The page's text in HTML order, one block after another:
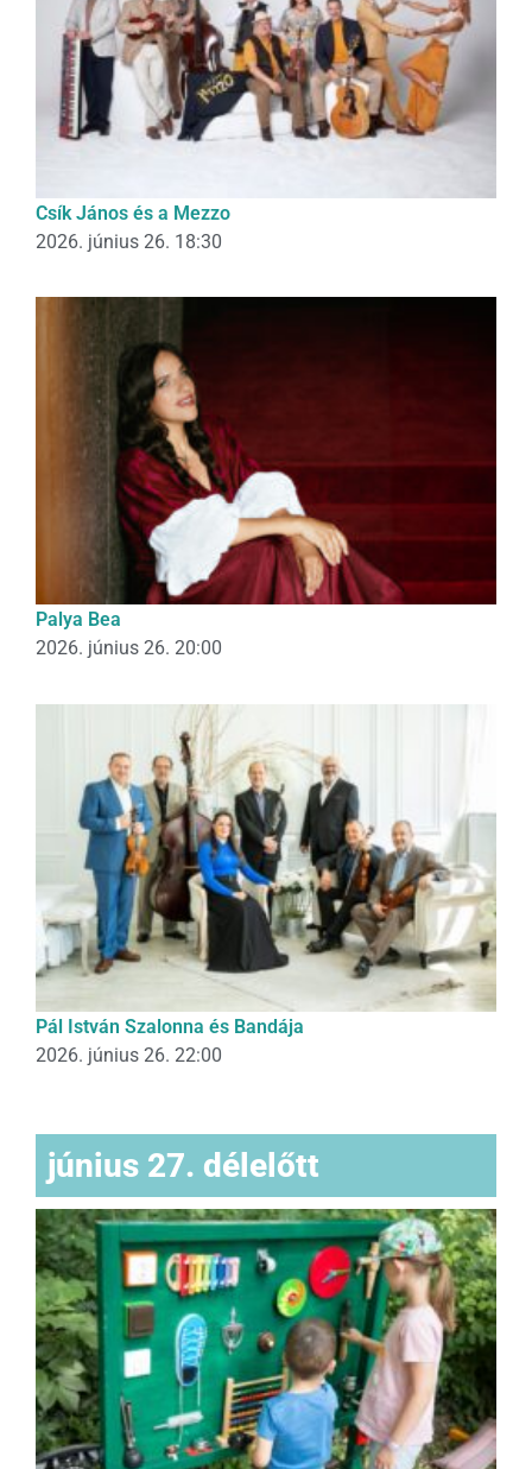
Csík János és a Mezzo
2026. június 26. 18:30
Palya Bea
2026. június 26. 20:00
Pál István Szalonna és Bandája
2026. június 26. 22:00
június 27. délelőtt